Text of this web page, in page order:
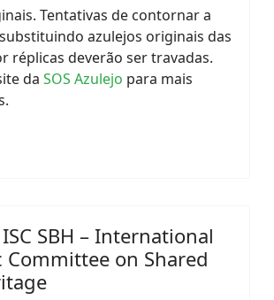
Tentativas de contornar a
azulejos originais das
réplicas deverão ser travadas.
da SOS Azulejo para mais
SBH – International
Committee on Shared